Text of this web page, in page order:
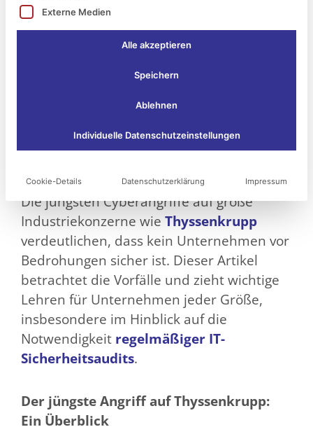
Lernen aus Cyberangriffen: Warum
regelmäßige IT-Sicherheitsaudits
Die jüngsten Cyberangriffe auf große
Industriekonzerne wie Thyssenkrupp
verdeutlichen, dass kein Unternehmen vor
Bedrohungen sicher ist. Dieser Artikel
betrachtet die Vorfälle und zieht wichtige
Lehren für Unternehmen jeder Größe,
insbesondere im Hinblick auf die
Notwendigkeit regelmäßiger IT-
Sicherheitsaudits.
Der jüngste Angriff auf Thyssenkrupp:
Ein Überblick
Externe Medien
Alle akzeptieren
Speichern
Ablehnen
Individuelle Datenschutzeinstellungen
Cookie-Details Datenschutzerklärung Impressum